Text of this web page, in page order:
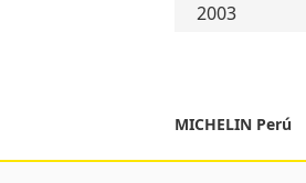
2003
MICHELIN Perú